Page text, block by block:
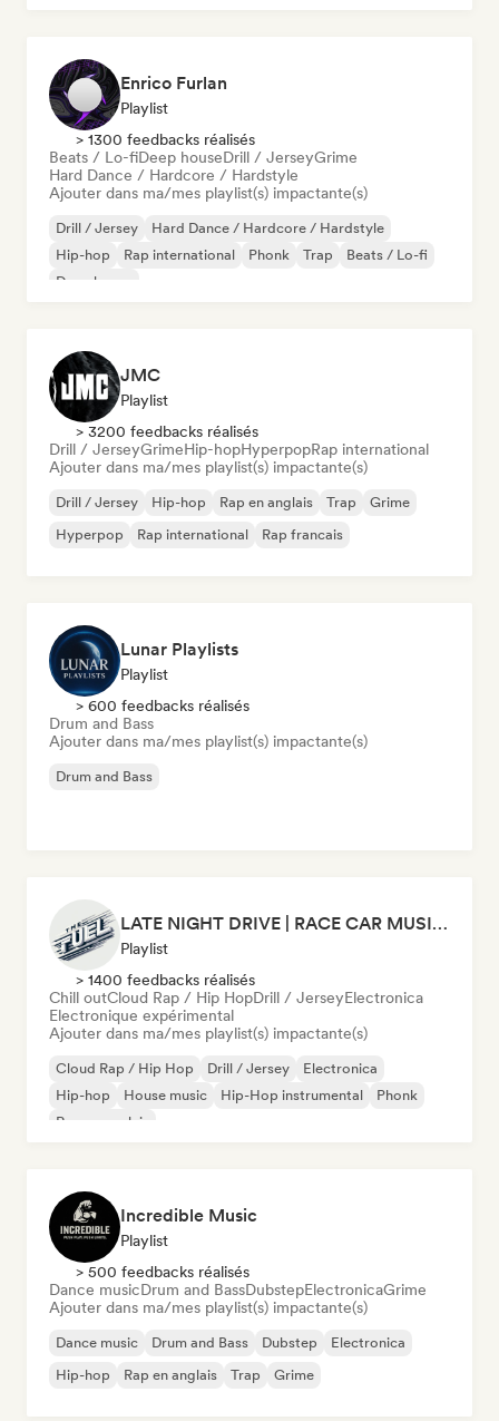
Enrico Furlan
Playlist
> 1300 feedbacks réalisés
Beats / Lo-fiDeep houseDrill / JerseyGrime
Hard Dance / Hardcore / Hardstyle
Ajouter dans ma/mes playlist(s) impactante(s)
Drill / Jersey
Hard Dance / Hardcore / Hardstyle
Hip-hop
Rap international Phonk Trap
Beats / Lo-fi
Deep house
JMC
Playlist
> 3200 feedbacks réalisés
Drill / JerseyGrimeHip-hopHyperpopRap international
Ajouter dans ma/mes playlist(s) impactante(s)
Drill / Jersey Hip-hop Rap en anglais Trap
Grime
Hyperpop
Rap international Rap francais
Lunar Playlists
Playlist
> 600 feedbacks réalisés
Drum and Bass
Ajouter dans ma/mes playlist(s) impactante(s)
Drum and Bass
LATE NIGHT DRIVE | RACE CAR MUSIC (by THEFUEL)
Playlist
> 1400 feedbacks réalisés
Chill outCloud Rap / Hip HopDrill / JerseyElectronica
Electronique expérimental
Ajouter dans ma/mes playlist(s) impactante(s)
Cloud Rap / Hip Hop Drill / Jersey
Electronica
Hip-hop
House music Hip-Hop instrumental
Phonk
Rap en anglais
Incredible Music
Playlist
> 500 feedbacks réalisés
Dance musicDrum and BassDubstepElectronicaGrime
Ajouter dans ma/mes playlist(s) impactante(s)
Dance music Drum and Bass Dubstep
Electronica
Hip-hop
Rap en anglais Trap Grime